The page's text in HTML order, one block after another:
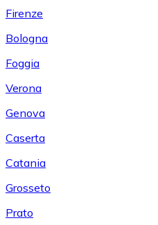
Firenze
Bologna
Foggia
Verona
Genova
Caserta
Catania
Grosseto
Prato